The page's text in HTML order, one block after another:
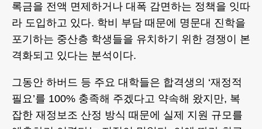
록금을 전액 면제하거나 대폭 감면하는 정책을 잇따
라 도입하고 있다. 학비 부담 때문에 명문대 진학을
포기하는 중산층 학생들을 유치하기 위한 경쟁이 본
격화되고 있다는 분석이다.
그동안 하버드 등 주요 대학들은 합격생의 ‘재정적
필요’를 100% 충족해 주겠다고 약속해 왔지만, 복
잡한 재정보조 산정 방식 때문에 실제 지원 규모를